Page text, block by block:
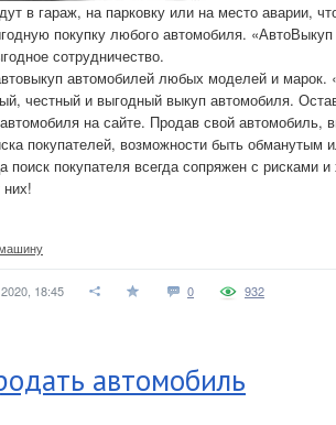
в гараж, на парковку или на место аварии,
покупку любого автомобиля. «АвтоВыкуп
сотрудничество.
автомобилей любых моделей и марок.
честный и выгодный выкуп автомобиля.
на сайте. Продав свой автомобиль,
покупателей, возможности быть обманутым
поиск покупателя всегда сопряжен с рисками
них!
18:45 0 932
автомобиль